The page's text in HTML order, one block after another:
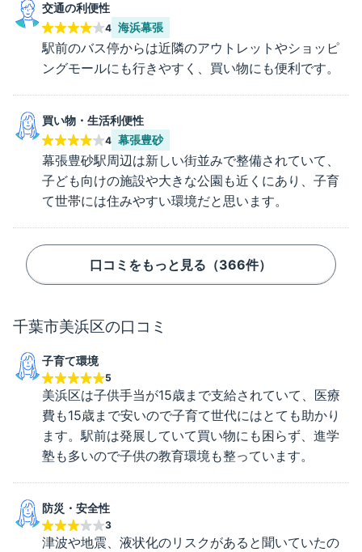
交通の利便性
4 海浜幕張
駅前のバス停からは近隣のアウトレットやショッピ
ングモールにも行きやすく、買い物にも便利です。
買い物・生活利便性
4 幕張豊砂
幕張豊砂駅周辺は新しい街並みで整備されていて、
子ども向けの施設や大きな公園も近くにあり、子育
て世帯には住みやすい環境だと思います。
口コミをもっと見る（366件）
千葉市美浜区の口コミ
子育て環境
5
美浜区は子供手当が15歳まで支給されていて、医療
費も15歳まで安いので子育て世代にはとても助かり
ます。駅前は発展していて買い物にも困らず、進学
塾も多いので子供の教育環境も整っています。
防災・安全性
3
津波や地震、液状化のリスクがあると聞いていたの